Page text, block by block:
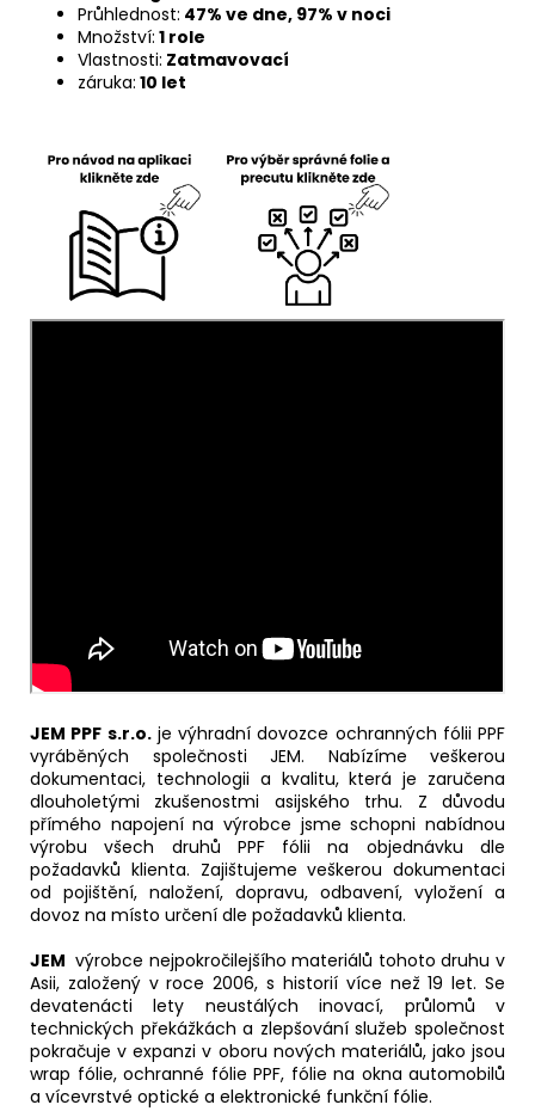
Průhlednost: 47% ve dne, 97% v noci
Množství: 1 role
Vlastnosti: Zatmavovací
záruka: 10 let
JEM PPF s.r.o.je výhradní dovozce ochranných fólii PPF
vyráběných společnosti JEM. Nabízíme veškerou
dokumentaci, technologii a kvalitu, která je zaručena
dlouholetými zkušenostmi asijského trhu. Z důvodu
přímého napojení na výrobce jsme schopni nabídnou
výrobu všech druhů PPF fólii na objednávku dle
požadavků klienta. Zajištujeme veškerou dokumentaci
od pojištění, naložení, dopravu, odbavení, vyložení a
dovoz na místo určení dle požadavků klienta.
JEM výrobce nejpokročilejšího materiálů tohoto druhu v
Asii, založený v roce 2006, s historií více než 19 let. Se
devatenácti lety neustálých inovací, průlomů v
technických překážkách a zlepšování služeb společnost
pokračuje v expanzi v oboru nových materiálů, jako jsou
wrap fólie, ochranné fólie PPF, fólie na okna automobilů
a vícevrstvé optické a elektronické funkční fólie.